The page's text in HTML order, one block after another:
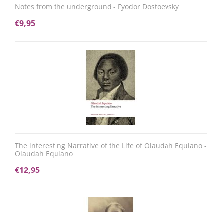
Notes from the underground - Fyodor Dostoevsky
€9,95
The interesting Narrative of the Life of Olaudah Equiano -
Olaudah Equiano
€12,95